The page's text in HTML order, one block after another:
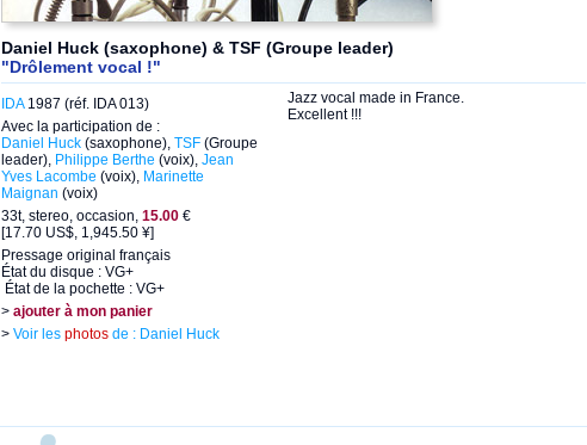
Daniel Huck (saxophone) & TSF (Groupe leader)
"Drôlement vocal !"
IDA1987 (réf. IDA 013)
Avec la participation de :
Daniel Huck (saxophone), TSF (Groupe
leader), Philippe Berthe (voix), Jean
Yves Lacombe (voix), Marinette
Maignan (voix)
33t, stereo, occasion, 15.00 €
[17.70 US$, 1,945.50 ¥]
Pressage original français
État du disque : VG+
État de la pochette : VG+
> ajouter à mon panier
> Voir les photos de : Daniel Huck
Jazz vocal made in France.
Excellent !!!